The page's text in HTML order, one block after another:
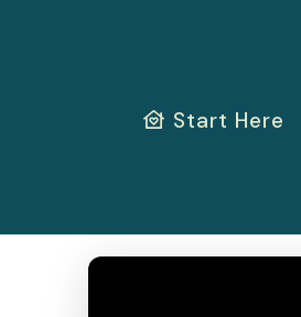
Start Here